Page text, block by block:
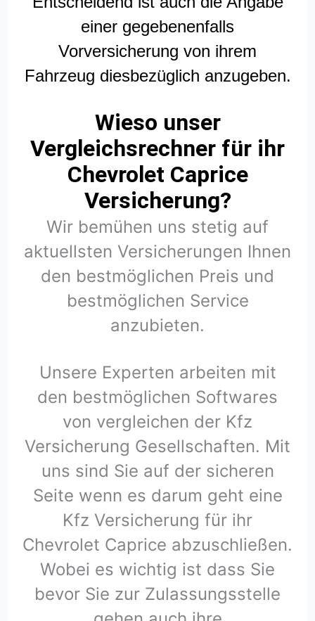
einer gegebenenfalls
Vorversicherung von ihrem
Fahrzeug diesbezüglich anzugeben.
Wieso unser
Vergleichsrechner für ihr
Chevrolet Caprice
Versicherung?
Wir bemühen uns stetig auf
aktuellsten Versicherungen Ihnen
den bestmöglichen Preis und
bestmöglichen Service
anzubieten.
Unsere Experten arbeiten mit
den bestmöglichen Softwares
von vergleichen der Kfz
Versicherung Gesellschaften. Mit
uns sind Sie auf der sicheren
Seite wenn es darum geht eine
Kfz Versicherung für ihr
Chevrolet Caprice abzuschließen.
Wobei es wichtig ist dass Sie
bevor Sie zur Zulassungsstelle